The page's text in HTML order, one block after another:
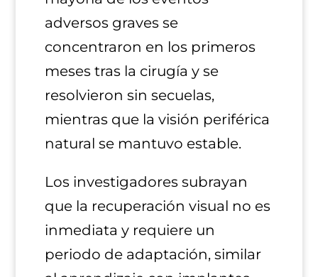
adversos graves se
concentraron en los primeros
meses tras la cirugía y se
resolvieron sin secuelas,
mientras que la visión periférica
natural se mantuvo estable.
Los investigadores subrayan
que la recuperación visual no es
inmediata y requiere un
periodo de adaptación, similar